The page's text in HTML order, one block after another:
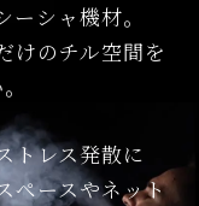
シャ機材。
けのチル空間を
トレス発散に
ペースやネット